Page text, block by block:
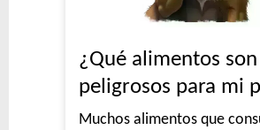
¿Qué alimentos son
peligrosos para mi
Muchos alimentos que